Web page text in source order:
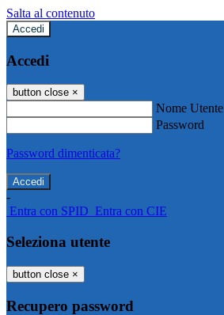
Salta al contenuto
Accedi
Accedi
button close ×
Nome Utente
Password
Password dimenticata?
-
Entra con SPID Entra con CIE
Seleziona utente
button close ×
Recupero password